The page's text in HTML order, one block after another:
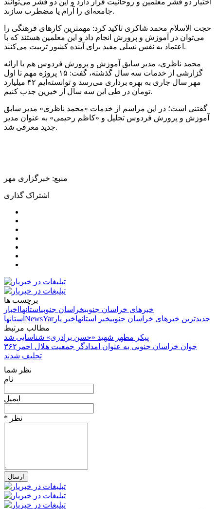
جامعه‌ای را آرام یا مضطرب سازند.
حجت الاسلام محمد شاکری تاکید کرد: مهمترین کارهای فرهنگی را
می‌توان در آموزش و پرورش انجام داد و این معلمین هستند که با
اعتماد به نفس نسلی مفید برای آینده کشور تربیت می‌کنند.
محمد ناظری، مدیر سابق آموزش و پرورش فردوس هم با ارائه
گزارشی از خدمات سه سال گذشته، گفت: ۱۵ پروژه مهم تا اول
مهر سال جاری به بهره برداری می‌رسد و توانسته‌ایم ۴۲ میلیارد
تومان در طی این سه سال از خیرین جذب کنیم.
گفتنی است؛ در این مراسم از خدمات «محمد ناظری» مدیر سابق
آموزش و پرورش فردوس تجلیل و «کاظم رحیمی» به عنوان مدیر
جدید معرفی شد.
منبع: خبرگزاری مهر
اشتراک گذاری
برچسب ها
خبرهای خراسان جنوبیخراسان جنوبیاستانها اخبار
استانها NewsYar جدیدترین خبرهای خراسان جنوبیخبر استانهاخبر یار
مطالب مرتبط
پیکر مطهر شهید «حسن برادری» شناسایی شد
۳۶۲جوان خراسان جنوبی به عنوان امدادگر جمعیت هلال احمر
تحلیف شدند
نظر شما
نام
ایمیل
* نظر